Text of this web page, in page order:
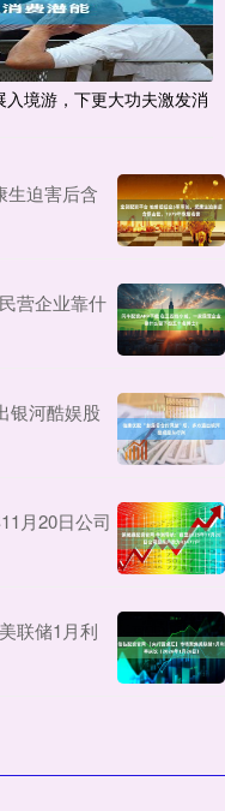
境游，下更大功夫激发消
生迫害后含
营企业靠什
银河酷娱股
月20日公司
联储1月利